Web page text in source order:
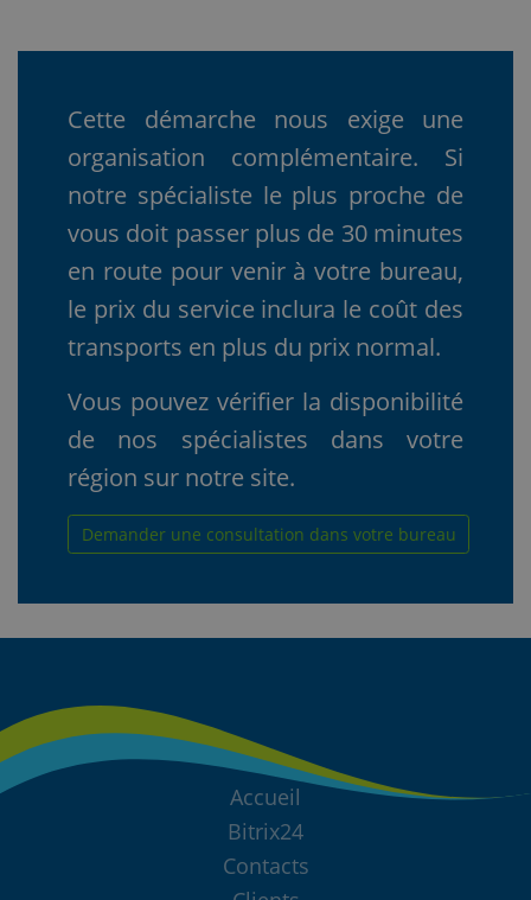
Cette démarche nous exige une
organisation complémentaire. Si
notre spécialiste le plus proche de
vous doit passer plus de 30 minutes
en route pour venir à votre bureau,
le prix du service inclura le coût des
transports en plus du prix normal.
Vous pouvez vérifier la disponibilité
de nos spécialistes dans votre
région sur notre site.
Demander une consultation dans votre bureau
Accueil
Bitrix24
Contacts